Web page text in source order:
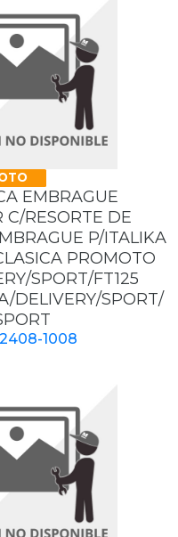
EMBRAGUE
C/RESORTE DE
P/ITALIKA
PROMOTO
SPORT/FT125
DELIVERY/SPORT/
1008